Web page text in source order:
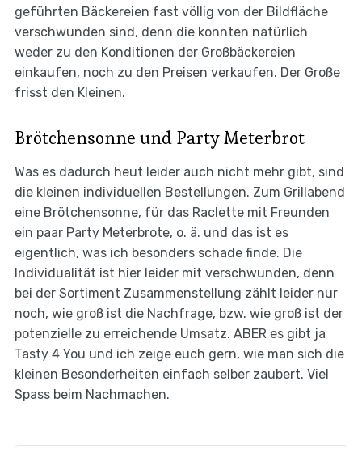
geführten Bäckereien fast völlig von der Bildfläche
verschwunden sind, denn die konnten natürlich
weder zu den Konditionen der Großbäckereien
einkaufen, noch zu den Preisen verkaufen. Der Große
frisst den Kleinen.
Brötchensonne und Party Meterbrot
Was es dadurch heut leider auch nicht mehr gibt, sind
die kleinen individuellen Bestellungen. Zum Grillabend
eine Brötchensonne, für das Raclette mit Freunden
ein paar Party Meterbrote, o. ä. und das ist es
eigentlich, was ich besonders schade finde. Die
Individualität ist hier leider mit verschwunden, denn
bei der Sortiment Zusammenstellung zählt leider nur
noch, wie groß ist die Nachfrage, bzw. wie groß ist der
potenzielle zu erreichende Umsatz. ABER es gibt ja
Tasty 4 You und ich zeige euch gern, wie man sich die
kleinen Besonderheiten einfach selber zaubert. Viel
Spass beim Nachmachen.